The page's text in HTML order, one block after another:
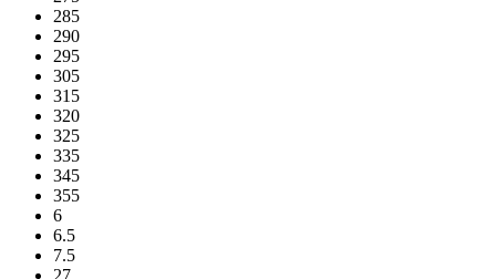
285
290
295
305
315
320
325
335
345
355
6
6.5
7.5
27